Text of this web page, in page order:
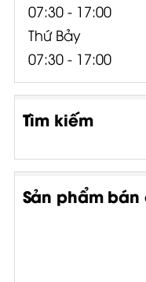
07:30 - 17:00
Thứ Bảy
07:30 - 17:00
Tìm kiếm
Sản phẩm bán